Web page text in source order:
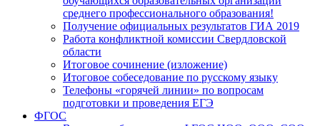
среднего профессионального образования!
Получение официальных результатов ГИА 2019
Работа конфликтной комиссии Свердловской
области
Итоговое сочинение (изложение)
Итоговое собеседование по русскому языку
Телефоны «горячей линии» по вопросам
подготовки и проведения ЕГЭ
ФГОС